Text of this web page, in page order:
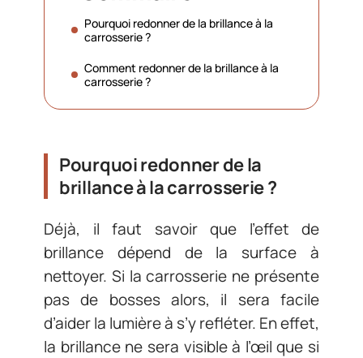
Pourquoi redonner de la brillance à la
carrosserie ?
Comment redonner de la brillance à la
carrosserie ?
Pourquoi redonner de la
brillance à la carrosserie ?
Déjà, il faut savoir que l’effet de
brillance dépend de la surface à
nettoyer. Si la carrosserie ne présente
pas de bosses alors, il sera facile
d’aider la lumière à s’y refléter. En effet,
la brillance ne sera visible à l’œil que si